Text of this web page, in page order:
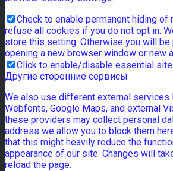
Check to enable permanent hiding of
refuse all cookies if you do not opt in.
store this setting. Otherwise you will be
opening a new browser window or new
Click to enable/disable essential
Другие сторонние сервисы
We also use different external services
Webfonts, Google Maps, and external
these providers may collect personal
address we allow you to block them
that this might heavily reduce the
appearance of our site. Changes will
reload the page.